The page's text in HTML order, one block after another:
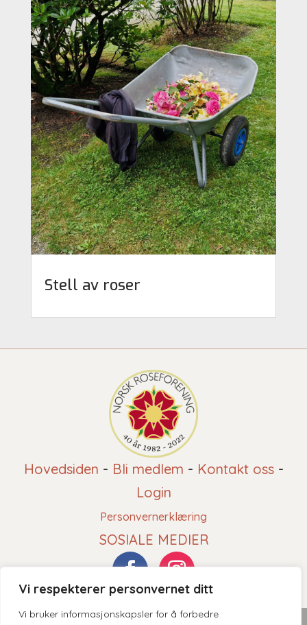
Vi respekterer personvernet ditt
Vi bruker informasjonskapsler for å forbedre
Stell av roser
Hovedsiden - Bli medlem - Kontakt oss-
Login
Personvernerklæring
SOSIALE MEDIER